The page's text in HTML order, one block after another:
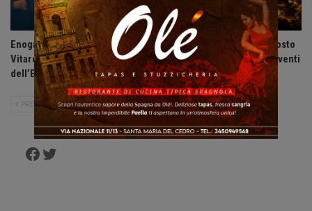
Enogastronomia: ad Alberto
Vitaro il Premio “Il Gusto
dell’Eccellenza”.
Acadie Club presenta: Agosto
2026, un mese di grandi eventi
sulla Riviera dei Cedri.
PRECEDENTE SUCCESSIVO
Facebook
Twitter